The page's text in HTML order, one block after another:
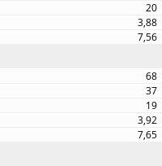
20
3,88
7,56
68
37
19
3,92
7,65